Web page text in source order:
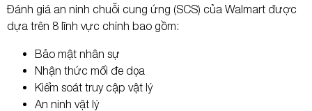
Đánh giá an ninh chuỗi cung ứng (SCS) của Walmart được
dựa trên 8 lĩnh vực chính bao gồm:
Bảo mật nhân sự
Nhận thức mối đe dọa
Kiểm soát truy cập vật lý
An ninh vật lý